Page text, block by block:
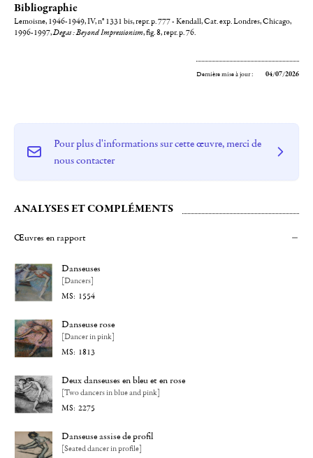
Bibliographie
Lemoisne, 1946-1949, IV, n° 1331 bis, repr. p. 777 - Kendall, Cat. exp. Londres, Chicago,
1996-1997,Degas : Beyond Impressionism, fig. 8, repr. p. 76.
Dernière mise à jour : 04/07/2026
Pour plus d'informations sur cette œuvre, merci de
nous contacter
ANALYSES ET COMPLÉMENTS
Œuvres en rapport
Danseuses
[Dancers]
1554
Danseuse rose
[Dancer in pink]
1813
Deux danseuses en bleu et en rose
[Two dancers in blue and pink]
2275
Danseuse assise de profil
[Seated dancer in profile]